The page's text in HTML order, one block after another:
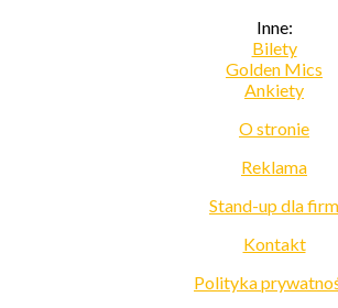
Inne:
Bilety
Golden Mics
Ankiety
O stronie
Reklama
Stand-up dla firm
Kontakt
Polityka